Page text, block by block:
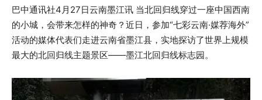
巴中通讯社4月27日云南墨江讯 当北回归线穿过一座中国西南
的小城，会带来怎样的神奇？近日，参加“七彩云南·媒荐海外”
活动的媒体代表们走进云南省墨江县，实地探访了世界上规模
最大的北回归线主题景区——墨江北回归线标志园。